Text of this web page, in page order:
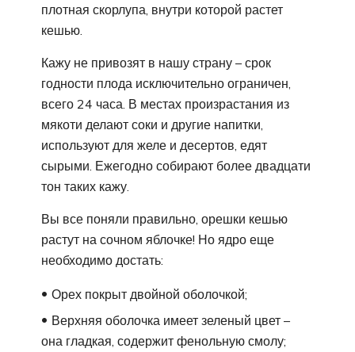
плотная скорлупа, внутри которой растет
кешью.
Кажу не привозят в нашу страну – срок
годности плода исключительно ограничен,
всего 24 часа. В местах произрастания из
мякоти делают соки и другие напитки,
используют для желе и десертов, едят
сырыми. Ежегодно собирают более двадцати
тон таких кажу.
Вы все поняли правильно, орешки кешью
растут на сочном яблочке! Но ядро еще
необходимо достать:
Орех покрыт двойной оболочкой;
Верхняя оболочка имеет зеленый цвет –
она гладкая, содержит фенольную смолу;